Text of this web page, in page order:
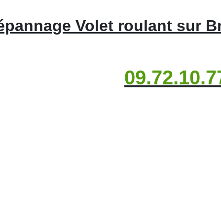
Volet roulant sur